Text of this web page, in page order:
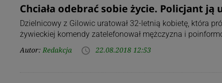
Chciała odebrać sobie życie. Policjant ją
Dzielnicowy z Gilowic uratował 32-letnią kobietę, która
żywieckiej komendy zatelefonował mężczyzna i
Autor: Redakcja access_time 22.08.2018 12:53